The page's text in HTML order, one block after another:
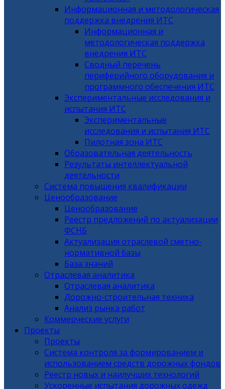
Информационная и методологическая
поддержка внедрения ИТС
Информационная и
методологическая поддержка
внедрения ИТС
Сводный перечень
периферийного оборудования и
программного обеспечения ИТС
Экспериментальные исследования и
испытания ИТС
Экспериментальные
исследования и испытания ИТС
Пилотная зона ИТС
Образовательная деятельность
Результаты интеллектуальной
деятельности
Система повышения квалификации
Ценообразование
Ценообразование
Реестр предложений по актуализации
ФСНБ
Актуализация отраслевой сметно-
нормативной базы
База знаний
Отраслевая аналитика
Отраслевая аналитика
Дорожно-строительная техника
Анализ рынка работ
Коммерческие услуги
Проекты
Проекты
Система контроля за формированием и
использованием средств дорожных фондов
Реестр новых и наилучших технологий
Ускоренные испытания дорожных одежд